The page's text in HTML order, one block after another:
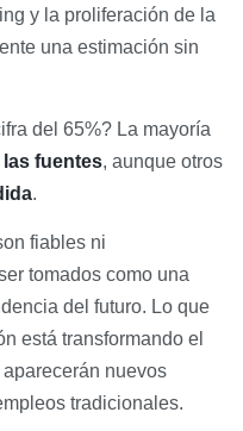
y la proliferación de la
una estimación sin
del 65%? La mayoría
las fuentes, aunque otros
.
fiables ni
tomados como una
del futuro. Lo que
está transformando el
nuevos
tradicionales.